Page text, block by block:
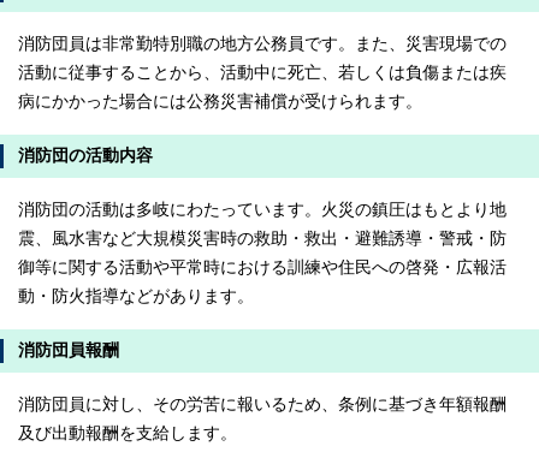
消防団員は非常勤特別職の地方公務員です。また、災害現場での
活動に従事することから、活動中に死亡、若しくは負傷または疾
病にかかった場合には公務災害補償が受けられます。
消防団の活動内容
消防団の活動は多岐にわたっています。火災の鎮圧はもとより地
震、風水害など大規模災害時の救助・救出・避難誘導・警戒・防
御等に関する活動や平常時における訓練や住民への啓発・広報活
動・防火指導などがあります。
消防団員報酬
消防団員に対し、その労苦に報いるため、条例に基づき年額報酬
及び出動報酬を支給します。